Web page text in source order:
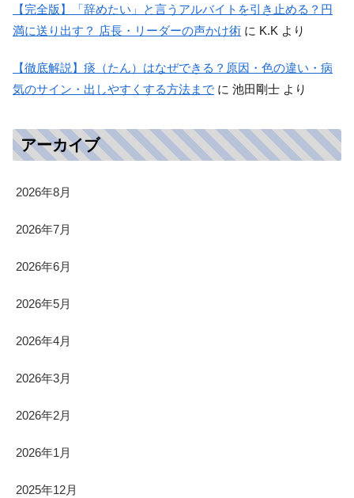
【完全版】「辞めたい」と言うアルバイトを引き止める？円
満に送り出す？ 店長・リーダーの声かけ術 に K.K より
【徹底解説】痰（たん）はなぜできる？原因・色の違い・病
気のサイン・出しやすくする方法まで に 池田剛士 より
アーカイブ
2026年8月
2026年7月
2026年6月
2026年5月
2026年4月
2026年3月
2026年2月
2026年1月
2025年12月